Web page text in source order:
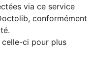
via ce service
conformément
ci pour plus